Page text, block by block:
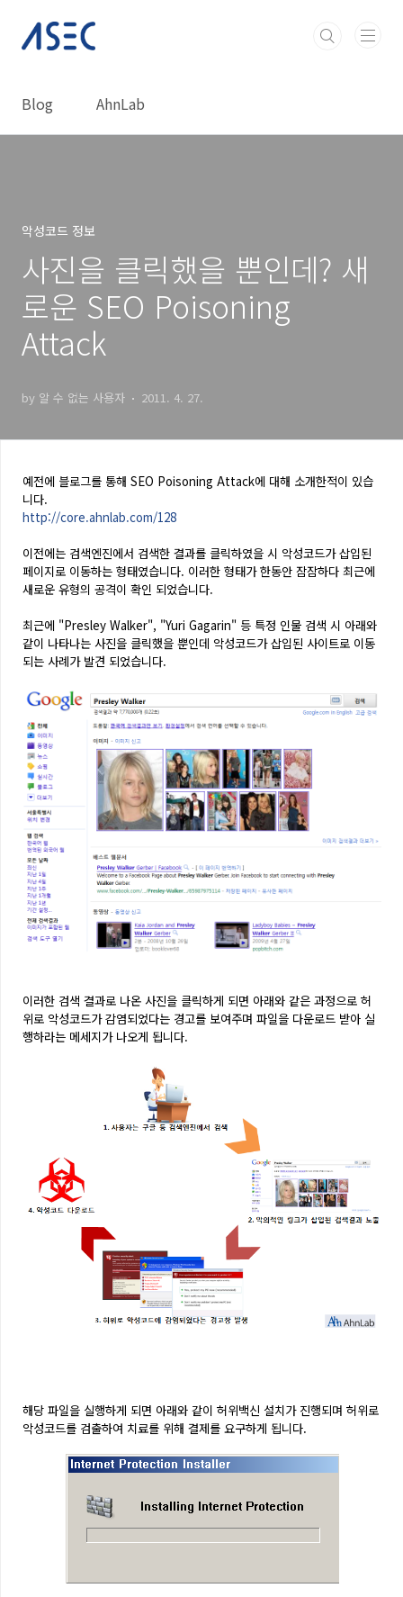
Blog AhnLab
악성코드 정보
사진을 클릭했을 뿐인데? 새
로운 SEO Poisoning
Attack
by 알 수 없는 사용자 2011. 4. 27.
예전에 블로그를 통해 SEO Poisoning Attack에 대해 소개한적이 있습
니다.
http://core.ahnlab.com/128
이전에는 검색엔진에서 검색한 결과를 클릭하였을 시 악성코드가 삽입된
페이지로 이동하는 형태였습니다. 이러한 형태가한동안 잠잠하다 최근에
새로운 유형의 공격이 확인 되었습니다.
최근에 "Presley Walker", "Yuri Gagarin" 등 특정 인물 검색 시 아래와
같이 나타나는 사진을 클릭했을 뿐인데 악성코드가 삽입된 사이트로 이동
되는 사례가 발견 되었습니다.
이러한 검색 결과로 나온 사진을 클릭하게 되면 아래와 같은 과정으로 허
위로 악성코드가 감염되었다는 경고를 보여주며 파일을 다운로드 받아 실
행하라는 메세지가 나오게 됩니다.
해당 파일을 실행하게 되면 아래와 같이 허위백신 설치가 진행되며 허위로
악성코드를 검출하여 치료를 위해 결제를 요구하게 됩니다.